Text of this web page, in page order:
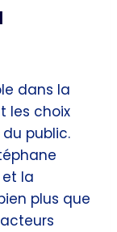
dans la
les choix
public.
la
plus que